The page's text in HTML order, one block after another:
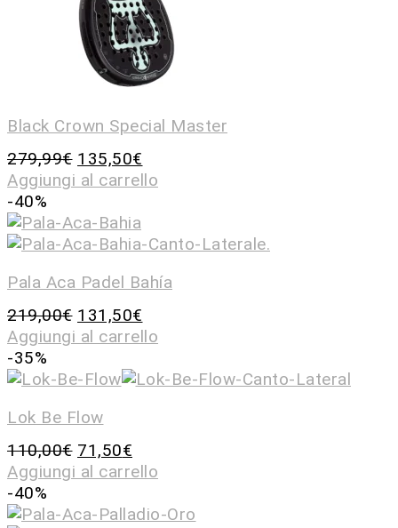
Black Crown Special Master
279,99€ 135,50€
Aggiungi al carrello
-40%
Pala Aca Padel Bahía
219,00€ 131,50€
Aggiungi al carrello
-35%
Lok Be Flow
110,00€ 71,50€
Aggiungi al carrello
-40%